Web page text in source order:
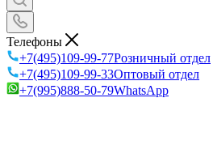
Телефоны
+7(495)109-99-77Розничный отдел
+7(495)109-99-33Оптовый отдел
+7(995)888-50-79WhatsApp